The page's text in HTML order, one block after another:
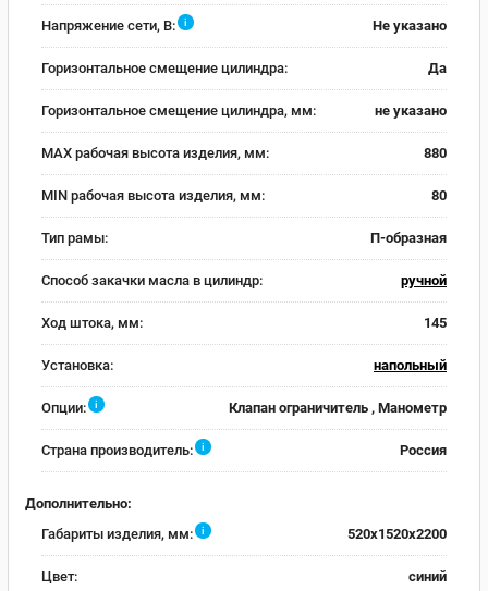
Напряжение сети, В: i Не указано
Горизонтальное смещение цилиндра: Да
Горизонтальное смещение цилиндра, мм: не указано
MAX рабочая высота изделия, мм: 880
MIN рабочая высота изделия, мм: 80
Тип рамы: П-образная
Способ закачки масла в цилиндр: ручной
Ход штока, мм: 145
Установка: напольный
Опции: i Клапан ограничитель , Манометр
Страна производитель: i Россия
Дополнительно:
Габариты изделия, мм:
i 520x1520x2200
Цвет: синий